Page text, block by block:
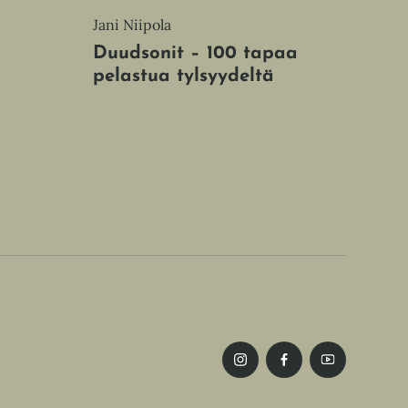
Jani Niipola
Duudsonit – 100 tapaa
pelastua tylsyydeltä